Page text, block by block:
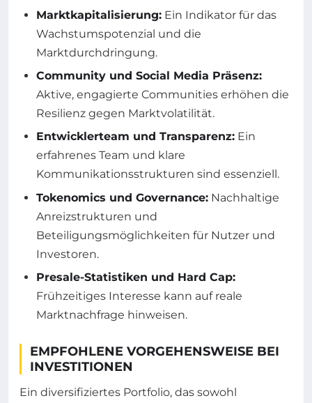
Marktkapitalisierung: Ein Indikator für das
Wachstumspotenzial und die
Marktdurchdringung.
Community und Social Media Präsenz:
Aktive, engagierte Communities erhöhen die
Resilienz gegen Marktvolatilität.
Entwicklerteam und Transparenz: Ein
erfahrenes Team und klare
Kommunikationsstrukturen sind essenziell.
Tokenomics und Governance: Nachhaltige
Anreizstrukturen und
Beteiligungsmöglichkeiten für Nutzer und
Investoren.
Presale-Statistiken und Hard Cap:
Frühzeitiges Interesse kann auf reale
Marktnachfrage hinweisen.
EMPFOHLENE VORGEHENSWEISE BEI
INVESTITIONEN
Ein diversifiziertes Portfolio, das sowohl